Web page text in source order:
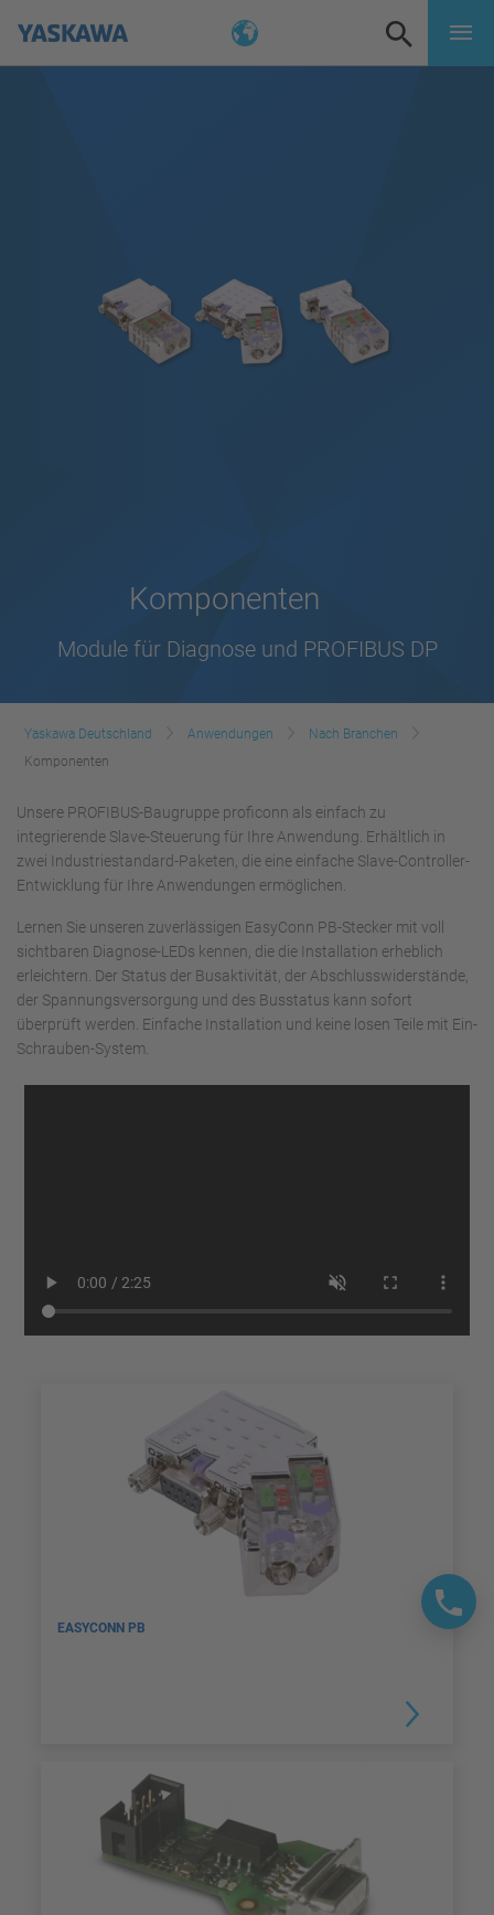
Komponenten
Module für Diagnose und PROFIBUS DP
Yaskawa Deutschland Anwendungen
Nach Branchen
Komponenten
Unsere PROFIBUS-Baugruppe proficonn als einfach zu
integrierende Slave-Steuerung für Ihre Anwendung. Erhältlich in
zwei Industriestandard-Paketen, die eine einfache Slave-Controller-
Entwicklung für Ihre Anwendungen ermöglichen.
Lernen Sie unseren zuverlässigen EasyConn PB-Stecker mit voll
sichtbaren Diagnose-LEDs kennen, die die Installation erheblich
erleichtern. Der Status der Busaktivität, der Abschlusswiderstände,
der Spannungsversorgung und des Busstatus kann sofort
überprüft werden. Einfache Installation und keine losen Teile mit Ein-
Schrauben-System.
EASYCONN PB